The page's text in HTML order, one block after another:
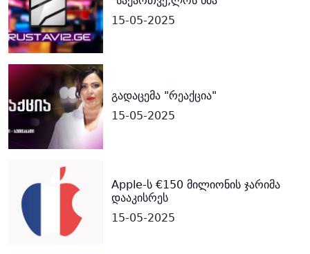
15-05-2025
გადაცემა "რეაქცია"
15-05-2025
Apple-ს €150 მილიონის ჯარიმა
დააკისრეს
15-05-2025